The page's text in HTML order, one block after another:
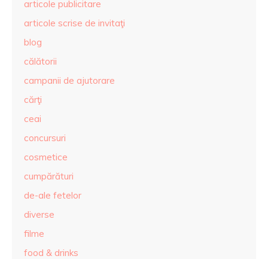
articole publicitare
articole scrise de invitaţi
blog
călătorii
campanii de ajutorare
cărţi
ceai
concursuri
cosmetice
cumpărături
de-ale fetelor
diverse
filme
food & drinks